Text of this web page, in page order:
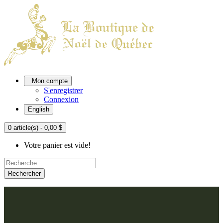
Mon compte
S'enregistrer
Connexion
English
0 article(s) - 0,00 $
Votre panier est vide!
Rechercher